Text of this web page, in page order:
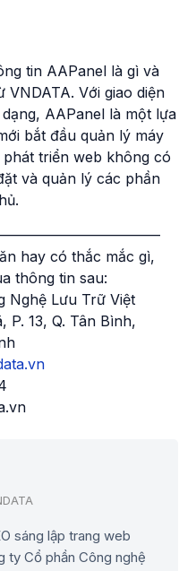
tin AAPanel là gì và
Với giao diện
AAPanel là một lựa
bắt đầu quản lý máy
triển web không có
và quản lý các phần
hay có thắc mắc gì,
thông tin sau:
Nghệ Lưu Trữ Việt
P. 13, Q. Tân Bình,
sáng lập trang web
ty Cổ phần Công nghệ